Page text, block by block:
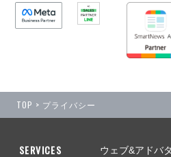
TOP > プライバシー
SERVICES
ウェブ&アドバ